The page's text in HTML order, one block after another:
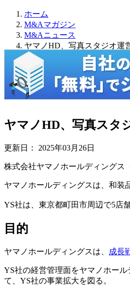
ホーム
M&Aマガジン
M&Aニュース
ヤマノHD、写真スタジオ運
ヤマノHD、写真スタ
更新日： 2025年03月26日
株式会社ヤマノホールディングス
ヤマノホールディングスは、和装
YS社は、東京都町田市周辺で5店
目的
ヤマノホールディングスは、 成長
YS社の経営管理面をヤマノホー
て、YS社の事業拡大を図る。